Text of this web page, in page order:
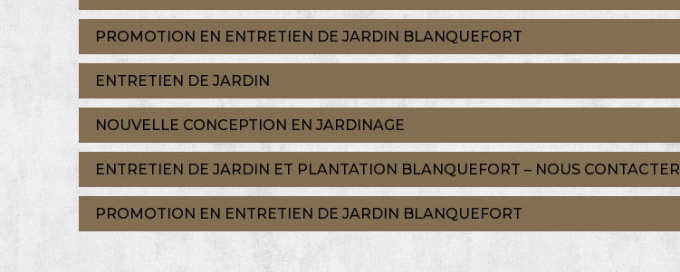
PROMOTION EN ENTRETIEN DE JARDIN BLANQUEFORT
ENTRETIEN DE JARDIN
NOUVELLE CONCEPTION EN JARDINAGE
ENTRETIEN DE JARDIN ET PLANTATION BLANQUEFORT – NOUS CONTACTER
PROMOTION EN ENTRETIEN DE JARDIN BLANQUEFORT